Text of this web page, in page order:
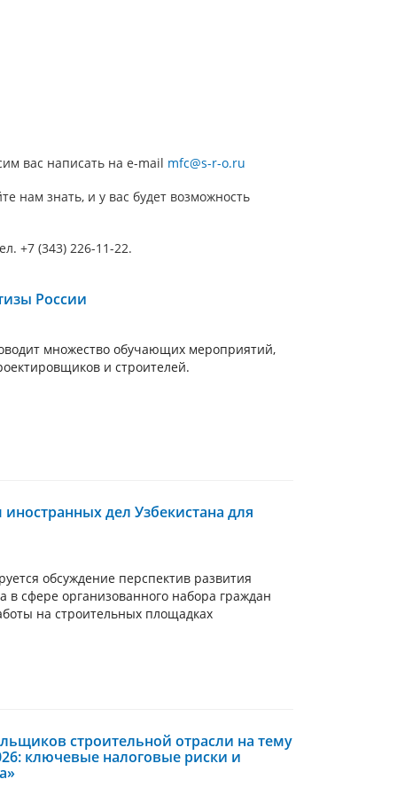
вас написать на e-mail mfc@s-r-o.ru
нам знать, и у вас будет возможность
+7 (343) 226-11-22.
России
множество обучающих мероприятий,
и строителей.
дел Узбекистана для
обсуждение перспектив развития
в сфере организованного набора граждан
на строительных площадках
строительной отрасли на тему
ключевые налоговые риски и